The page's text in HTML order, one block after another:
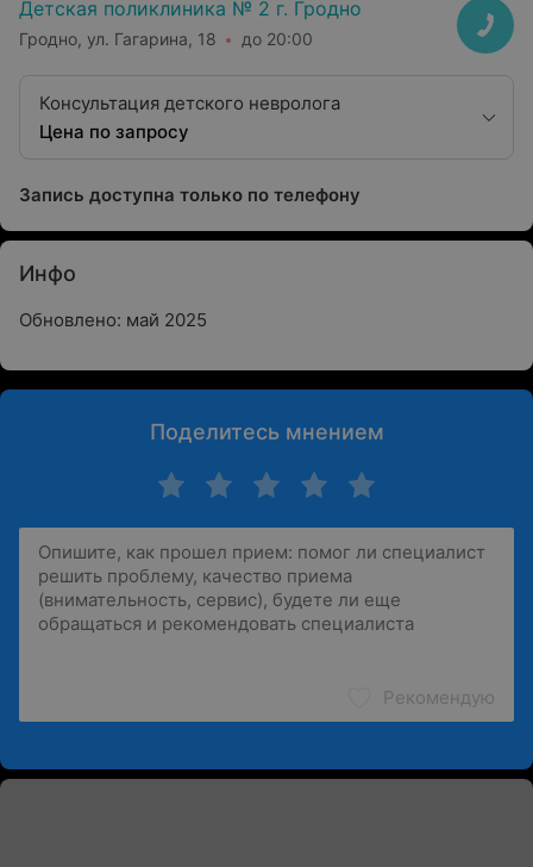
Детская поликлиника № 2 г. Гродно
Гродно, ул. Гагарина, 18 до 20:00
Консультация детского невролога
Цена по запросу
Запись доступна только по телефону
Инфо
Обновлено: май 2025
Поделитесь мнением
Рекомендую